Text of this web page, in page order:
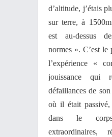
d’altitude, j’étais
sur terre, à
est au-dessus
normes ». C’est le
l’expérience «
jouissance qui
défaillances de
où il était
dans le
extraordinaires,